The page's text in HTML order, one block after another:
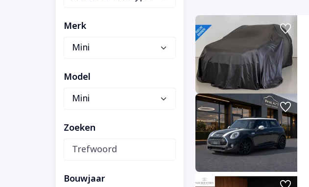
Merk
Model
Zoeken
Bouwjaar